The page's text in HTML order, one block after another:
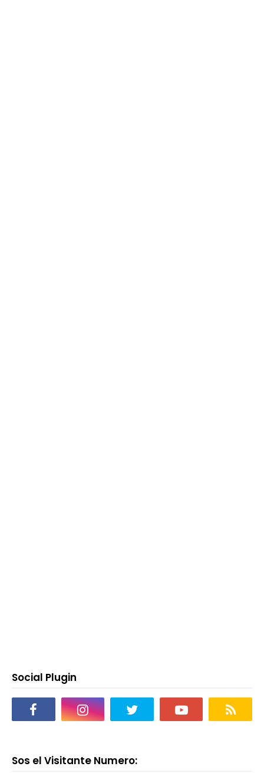
Social Plugin
Sos el Visitante Numero: